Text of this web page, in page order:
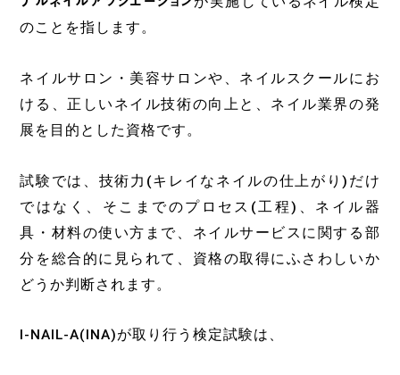
のことを指します。
ネイルサロン・美容サロンや、ネイルスクールにお
ける、正しいネイル技術の向上と、ネイル業界の発
展を目的とした資格です。
試験では、技術力(キレイなネイルの仕上がり)だけ
ではなく、そこまでのプロセス(工程)、ネイル器
具・材料の使い方まで、ネイルサービスに関する部
分を総合的に見られて、資格の取得にふさわしいか
どうか判断されます。
I-NAIL-A(INA)が取り行う検定試験は、